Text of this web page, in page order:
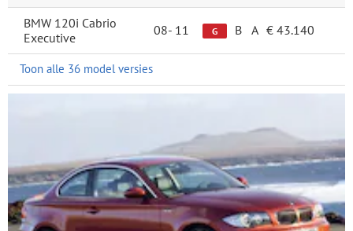
BMW 120i Cabrio
Executive
08- 11 G B A € 43.140
Toon alle 36 model versies